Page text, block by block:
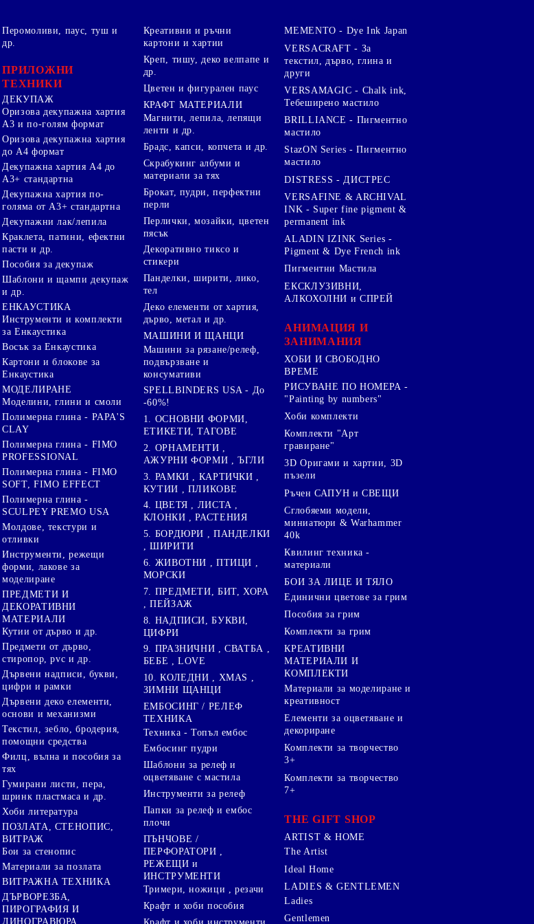
Перомоливи, паус, туш и
др.
ПРИЛОЖНИ
ТЕХНИКИ
ДЕКУПАЖ
Оризова декупажна хартия
А3 и по-голям формат
Оризова декупажна хартия
до А4 формат
Декупажна хартия А4 до
А3+ стандартна
Декупажна хартия по-
голяма от А3+ стандартна
Декупажни лак/лепила
Краклета, патини, ефектни
пасти и др.
Пособия за декупаж
Шаблони и щампи декупаж
и др.
ЕНКАУСТИКА
Инструменти и комплекти
за Енкаустика
Восък за Енкаустика
Картони и блокове за
Енкаустика
МОДЕЛИРАНЕ
Моделини, глини и смоли
Полимерна глина - PAPA'S
CLAY
Полимерна глина - FIMO
PROFESSIONAL
Полимерна глина - FIMO
SOFT, FIMO EFFECT
Полимерна глина -
SCULPEY PREMO USA
Молдове, текстури и
отливки
Инструменти, режещи
форми, лакове за
моделиране
ПРЕДМЕТИ И
ДЕКОРАТИВНИ
МАТЕРИАЛИ
Кутии от дърво и др.
Предмети от дърво,
стиропор, pvc и др.
Дървени надписи, букви,
цифри и рамки
Дървени деко елементи,
основи и механизми
Текстил, зебло, бродерия,
помощни средства
Филц, вълна и пособия за
тях
Гумирани листи, пера,
шринк пластмаса и др.
Хоби литература
ПОЗЛАТА, СТЕНОПИС,
ВИТРАЖ
Бои за стенопис
Материали за позлата
ВИТРАЖНА ТЕХНИКА
ДЪРВОРЕЗБА,
ПИРОГРАФИЯ И
ЛИНОГРАВЮРА
Креативни и ръчни
картони и хартии
Креп, тишу, деко велпапе и
др.
Цветен и фигурален паус
КРАФТ МАТЕРИАЛИ
Магнити, лепила, лепящи
ленти и др.
Брадс, капси, копчета и др.
Скрабукинг албуми и
материали за тях
Брокат, пудри, перфектни
перли
Перлички, мозайки, цветен
пясък
Декоративно тиксо и
стикери
Панделки, ширити, лико,
тел
Деко елементи от хартия,
дърво, метал и др.
МАШИНИ И ЩАНЦИ
Машини за рязане/релеф,
подвързване и
консумативи
SPELLBINDERS USA - До
-60%!
1. ОСНОВНИ ФОРМИ,
ЕТИКЕТИ, ТАГОВЕ
2. ОРНАМЕНТИ ,
АЖУРНИ ФОРМИ , ЪГЛИ
3. РАМКИ , КАРТИЧКИ ,
КУТИИ , ПЛИКОВЕ
4. ЦВЕТЯ , ЛИСТА ,
КЛОНКИ , РАСТЕНИЯ
5. БОРДЮРИ , ПАНДЕЛКИ
, ШИРИТИ
6. ЖИВОТНИ , ПТИЦИ ,
МОРСКИ
7. ПРЕДМЕТИ, БИТ, ХОРА
, ПЕЙЗАЖ
8. НАДПИСИ, БУКВИ,
ЦИФРИ
9. ПРАЗНИЧНИ , СВАТБА ,
БЕБЕ , LOVE
10. КОЛЕДНИ , XMAS ,
ЗИМНИ ЩАНЦИ
ЕМБОСИНГ / РЕЛЕФ
ТЕХНИКА
Техника - Топъл ембос
Ембосинг пудри
Шаблони за релеф и
оцветяване с мастила
Инструменти за релеф
Папки за релеф и ембос
плочи
ПЪНЧОВЕ /
ПЕРФОРАТОРИ ,
РЕЖЕЩИ и
ИНСТРУМЕНТИ
Тримери, ножици , резачи
Крафт и хоби пособия
MEMENTO - Dye Ink Japan
VERSACRAFT - За
текстил, дърво, глина и
други
VERSAMAGIC - Chalk ink,
Тебеширено мастило
BRILLIANCE - Пигментно
мастило
StazON Series - Пигментно
мастило
DISTRESS - ДИСТРЕС
VERSAFINE & ARCHIVAL
INK - Super fine pigment &
permanent ink
ALADIN IZINK Series -
Pigment & Dye French ink
Пигментни Мастила
ЕКСКЛУЗИВНИ,
АЛКОХОЛНИ и СПРЕЙ
АНИМАЦИЯ И
ЗАНИМАНИЯ
ХОБИ И СВОБОДНО
ВРЕМЕ
РИСУВАНЕ ПО НОМЕРА -
"Painting by numbers"
Хоби комплекти
Комплекти "Арт
гравиране"
3D Оригами и хартии, 3D
пъзели
Ръчен САПУН и СВЕЩИ
Сглобяеми модели,
миниатюри & Warhammer
40k
Квилинг техника -
материали
БОИ ЗА ЛИЦЕ И ТЯЛО
Единични цветове за грим
Пособия за грим
Комплекти за грим
КРЕАТИВНИ
МАТЕРИАЛИ И
КОМПЛЕКТИ
Mатериали за моделиране и
креативност
Елементи за оцветяване и
декориране
Комплекти за творчество
3+
Комплекти за творчество
7+
THE GIFT SHOP
ARTIST & HOME
The Artist
Ideal Home
LADIES & GENTLEMEN
Ladies
Gentlemen